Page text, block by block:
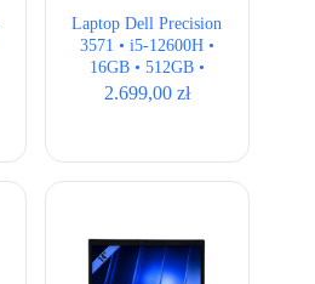
Laptop Dell Precision
3571 • i5-12600H •
16GB • 512GB •
T600 4GB • 15,6″
2.699,00 zł